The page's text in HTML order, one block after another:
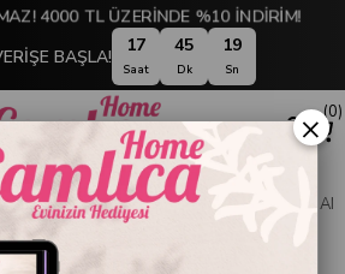
4000 TL ÜZERİNDE %10 İNDİRİM!
BAŞLA! 17
Saat
45
Dk
19
Sn
0
PİŞİRME GEREÇLERİ TAVA VE
×